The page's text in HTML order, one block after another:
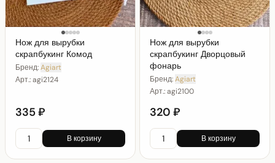
Нож для вырубки
скрапбукинг Комод
Бренд:Agiart
Арт.:agi2124
335 ₽
В корзину
Нож для вырубки
скрапбукинг Дворцовый
фонарь
Бренд:Agiart
Арт.:agi2100
320 ₽
В корзину